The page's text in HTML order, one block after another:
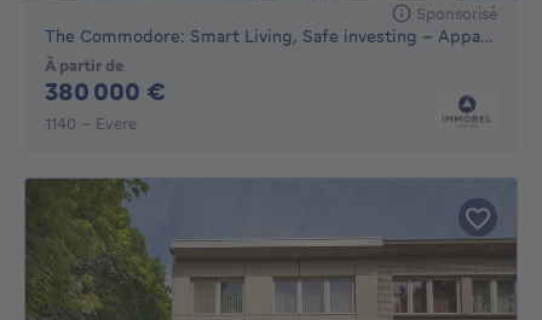
Sponsorisé
The Commodore: Smart Living, Safe investing - Appartement...
À partir de
380 000 €
1140 - Evere